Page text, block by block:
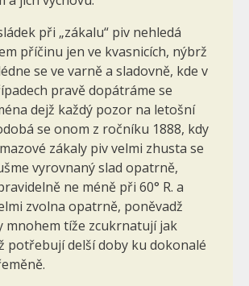
při „zákalu“ piv nehledá
příčinu jen ve kvasnicích, nýbrž
se ve varně a sladovně, kde v
pravě dopátráme se
dejž každý pozor na letošní
se onom z ročníku 1888, kdy
zákaly piv velmi zhusta se
vyrovnaný slad opatrně,
ne méně při 60° R. a
zvolna opatrně, poněvadž
mnohem tíže zcukrnatují jak
potřebují delší doby ku dokonalé